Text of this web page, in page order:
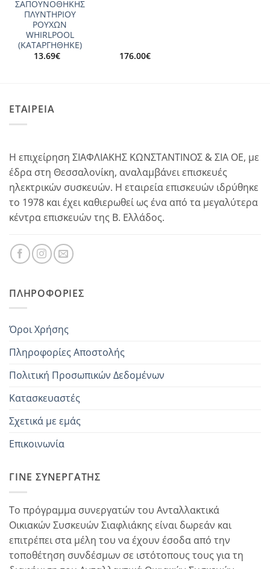
ΣΑΠΟΥΝΟΘΗΚΗΣ
ΠΛΥΝΤΗΡΙΟΥ
ΡΟΥΧΩΝ
WHIRLPOOL
(ΚΑΤΑΡΓΗΘΗΚΕ)
13.69€ 176.00€
ΕΤΑΙΡΕΙΑ
Η επιχείρηση ΣΙΑΦΛΙΑΚΗΣ ΚΩΝΣΤΑΝΤΙΝΟΣ & ΣΙΑ ΟΕ, με
έδρα στη Θεσσαλονίκη, αναλαμβάνει επισκευές
ηλεκτρικών συσκευών. Η εταιρεία επισκευών ιδρύθηκε
το 1978 και έχει καθιερωθεί ως ένα από τα μεγαλύτερα
κέντρα επισκευών της Β. Ελλάδος.
ΠΛΗΡΟΦΟΡΊΕΣ
Όροι Χρήσης
Πληροφορίες Αποστολής
Πολιτική Προσωπικών Δεδομένων
Κατασκευαστές
Σχετικά με εμάς
Επικοινωνία
ΓΊΝΕ ΣΥΝΕΡΓΆΤΗΣ
Το πρόγραμμα συνεργατών του Ανταλλακτικά
Οικιακών Συσκευών Σιαφλιάκης είναι δωρεάν και
επιτρέπει στα μέλη του να έχουν έσοδα από την
τοποθέτηση συνδέσμων σε ιστότοπους τους για τη